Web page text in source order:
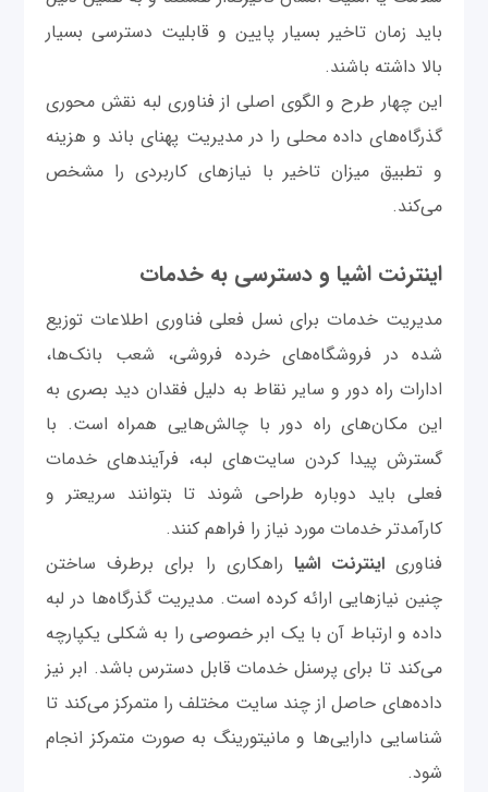
باید زمان تاخیر بسیار پایین و قابلیت دسترسی بسیار
بالا داشته باشند.
این چهار طرح و الگوی اصلی از فناوری لبه نقش محوری
گذرگاه‌های داده محلی را در مدیریت پهنای باند و هزینه
و تطبيق میزان تاخیر با نیازهای کاربردی را مشخص
می‌کند.
اینترنت اشیا و دسترسی به خدمات
مدیریت خدمات برای نسل فعلی فناوری اطلاعات توزیع
شده در فروشگاه‌های خرده فروشی، شعب بانک‌ها،
ادارات راه دور و سایر نقاط به دلیل فقدان دید بصری به
این مکان‌های راه دور با چالش‌هایی همراه است. با
گسترش پیدا کردن سایت‌های لبه، فرآیندهای خدمات
فعلی باید دوباره طراحی شوند تا بتوانند سریعتر و
کارآمدتر خدمات مورد نیاز را فراهم کنند.
فناوریاینترنت اشیا راهکاری را برای برطرف ساختن
چنین نیازهایی ارائه کرده است. مدیریت گذرگاه‌ها در لبه
داده و ارتباط آن با یک ابر خصوصی را به شکلی یکپارچه
می‌کند تا برای پرسنل خدمات قابل دسترس باشد. ابر نیز
داده‌های حاصل از چند سایت مختلف را متمرکز می‌کند تا
شناسایی دارایی‌ها و مانیتورینگ به صورت متمرکز انجام
شود.